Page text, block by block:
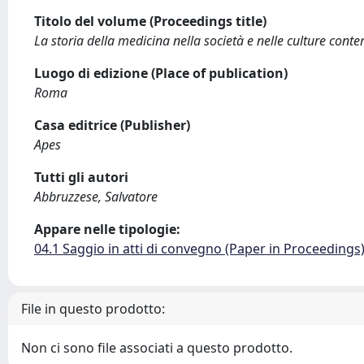
Titolo del volume (Proceedings title)
La storia della medicina nella società e nelle culture
Luogo di edizione (Place of publication)
Roma
Casa editrice (Publisher)
Apes
Tutti gli autori
Abbruzzese, Salvatore
Appare nelle tipologie:
04.1 Saggio in atti di convegno (Paper in Proceedings)
File in questo prodotto:
Non ci sono file associati a questo prodotto.